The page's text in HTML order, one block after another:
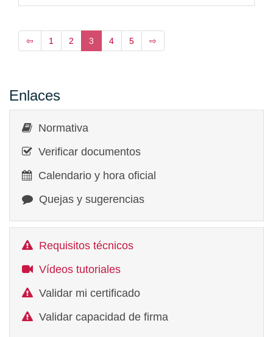
⇦ 1 2 3 4 5 ⇨
Enlaces
Normativa
Verificar documentos
Calendario y hora oficial
Quejas y sugerencias
Requisitos técnicos
Vídeos tutoriales
Validar mi certificado
Validar capacidad de firma